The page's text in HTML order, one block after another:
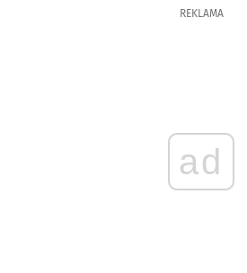
REKLAMA
ad